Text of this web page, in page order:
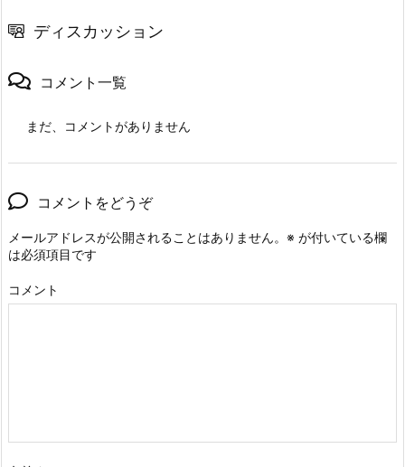
ディスカッション
コメント一覧
まだ、コメントがありません
コメントをどうぞ
メールアドレスが公開されることはありません。 ※ が付いている欄
は必須項目です
コメント